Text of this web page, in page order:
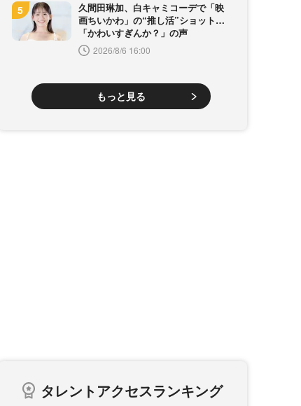
久間田琳加、白キャミコーデで「映
画ちいかわ」の“推し活”ショット…
「かわいすぎんか？」の声
2026/8/6 16:00
もっと見る
タレントアクセスランキング